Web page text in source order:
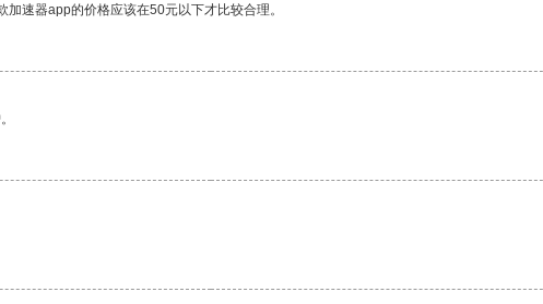
速器app的价格应该在50元以下才比较合理。